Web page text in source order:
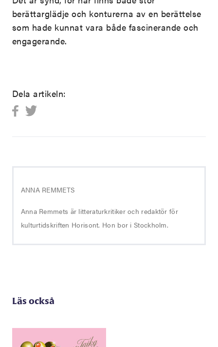
berättarglädje och konturerna av en berättelse
som hade kunnat vara både fascinerande och
engagerande.
Dela artikeln:
ANNA REMMETS
Anna Remmets är litteraturkritiker och redaktör för
kulturtidskriften Horisont. Hon bor i Stockholm.
Läs också